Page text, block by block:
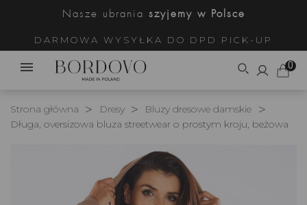
Nasze ubrania szyjemy w Polsce
DARMOWA WYSYŁKA DO DPD PICK-UP
0
Strona główna Dresy
Bluzy dresowe damskie
Długa, oversizowa bluza streetwear o prostym kroju, beżowa